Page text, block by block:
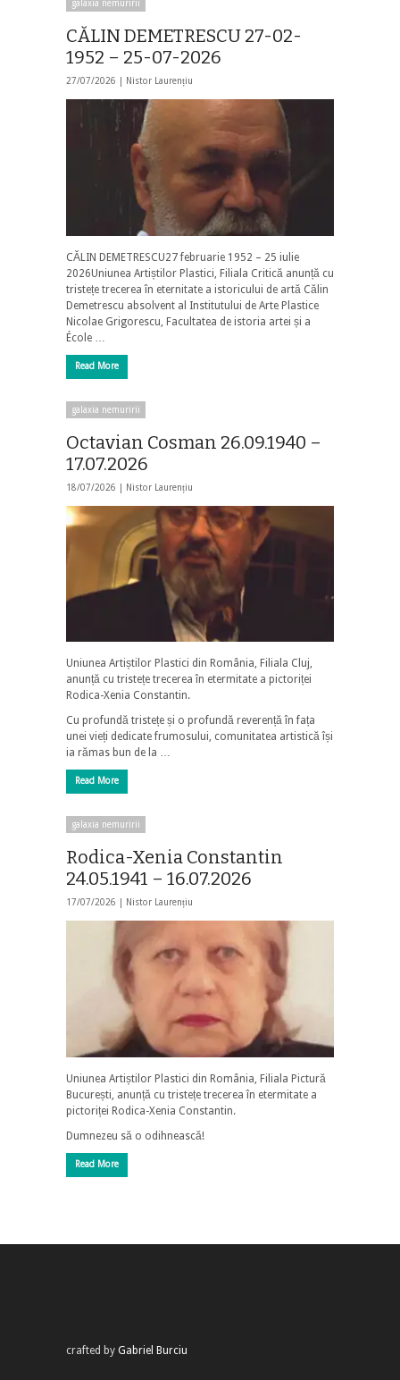
galaxia nemuririi
CĂLIN DEMETRESCU 27-02-
1952 – 25-07-2026
27/07/2026 | Nistor Laurențiu
CĂLIN DEMETRESCU27 februarie 1952 – 25 iulie
2026Uniunea Artiștilor Plastici, Filiala Critică anunță cu
tristețe trecerea în eternitate a istoricului de artă Călin
Demetrescu absolvent al Institutului de Arte Plastice
Nicolae Grigorescu, Facultatea de istoria artei și a
École …
Read More
galaxia nemuririi
Octavian Cosman 26.09.1940 –
17.07.2026
18/07/2026 | Nistor Laurențiu
Uniunea Artiștilor Plastici din România, Filiala Cluj,
anunță cu tristețe trecerea în etermitate a pictoriței
Rodica-Xenia Constantin.
Cu profundă tristețe și o profundă reverență în fața
unei vieți dedicate frumosului, comunitatea artistică își
ia rămas bun de la …
Read More
galaxia nemuririi
Rodica-Xenia Constantin
24.05.1941 – 16.07.2026
17/07/2026 | Nistor Laurențiu
Uniunea Artiștilor Plastici din România, Filiala Pictură
București, anunță cu tristețe trecerea în etermitate a
pictoriței Rodica-Xenia Constantin.
Dumnezeu să o odihnească!
Read More
crafted by Gabriel Burciu